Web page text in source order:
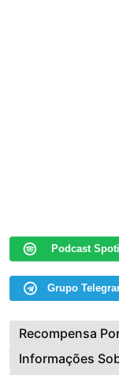
Podcast
Grupo
Recompensa
Informações